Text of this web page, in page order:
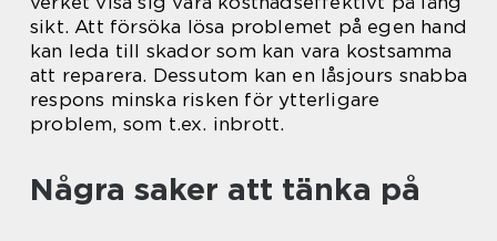
sikt. Att försöka lösa problemet på egen hand
kan leda till skador som kan vara kostsamma
att reparera. Dessutom kan en låsjours snabba
respons minska risken för ytterligare
problem, som t.ex. inbrott.
Några saker att tänka på